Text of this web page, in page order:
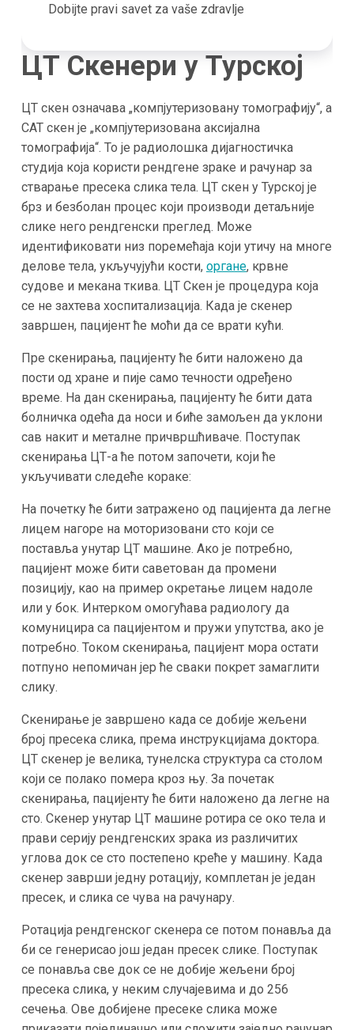
Dobijte pravi savet za vaše zdravlje
ЦТ Скенери у Турској
ЦТ скен означава „компјутеризовану томографију“, а
CAT скен је „компјутеризована аксијална
томографија“. То је радиолошка дијагностичка
студија која користи рендгене зраке и рачунар за
стварање пресека слика тела. ЦТ скен у Турској је
брз и безболан процес који производи детаљније
слике него рендгенски преглед. Може
идентификовати низ поремећаја који утичу на многе
делове тела, укључујући кости, органе, крвне
судове и мекана ткива. ЦТ Скен је процедура која
се не захтева хоспитализација. Када је скенер
завршен, пацијент ће моћи да се врати кући.
Пре скенирања, пацијенту ће бити наложено да
пости од хране и пије само течности одређено
време. На дан скенирања, пацијенту ће бити дата
болничка одећа да носи и биће замољен да уклони
сав накит и металне причвршћиваче. Поступак
скенирања ЦТ-а ће потом започети, који ће
укључивати следеће кораке:
На почетку ће бити затражено од пацијента да легне
лицем нагоре на моторизовани сто који се
поставља унутар ЦТ машине. Ако је потребно,
пацијент може бити саветован да промени
позицију, као на пример окретање лицем надоле
или у бок. Интерком омогућава радиологу да
комуницира са пацијентом и пружи упутства, ако је
потребно. Током скенирања, пацијент мора остати
потпуно непомичан јер ће сваки покрет замаглити
слику.
Скенирање је завршено када се добије жељени
број пресека слика, према инструкцијама доктора.
ЦТ скенер је велика, тунелска структура са столом
који се полако помера кроз њу. За почетак
скенирања, пацијенту ће бити наложено да легне на
сто. Скенер унутар ЦТ машине ротира се око тела и
прави серију рендгенских зрака из различитих
углова док се сто постепено креће у машину. Када
скенер заврши једну ротацију, комплетан је један
пресек, и слика се чува на рачунару.
Ротација рендгенског скенера се потом понавља да
би се генерисао још један пресек слике. Поступак
се понавља све док се не добије жељени број
пресека слика, у неким случајевима и до 256
сечења. Ове добијене пресеке слика може